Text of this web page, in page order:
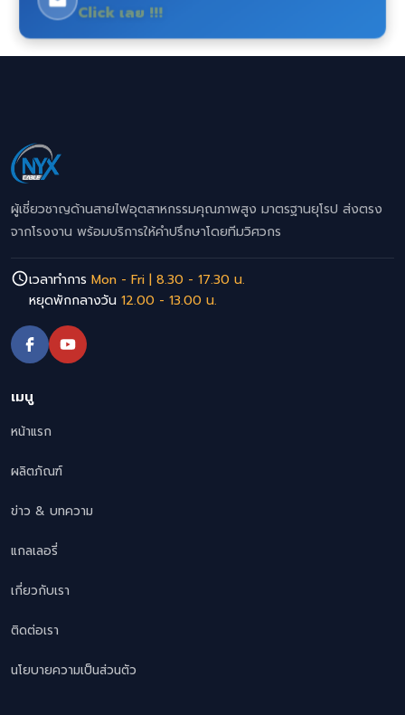
Click เลย !!!
ผู้เชี่ยวชาญด้านสายไฟอุตสาหกรรมคุณภาพสูง มาตรฐานยุโรป ส่งตรง
จากโรงงาน พร้อมบริการให้คำปรึกษาโดยทีมวิศวกร
เวลาทำการ Mon - Fri | 8.30 - 17.30 น.
หยุดพักกลางวัน 12.00 - 13.00 น.
เมนู
หน้าแรก
ผลิตภัณฑ์
ข่าว & บทความ
แกลเลอรี่
เกี่ยวกับเรา
ติดต่อเรา
นโยบายความเป็นส่วนตัว